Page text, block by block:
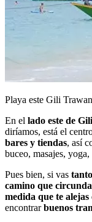
Playa este Gili
En el lado este de
diríamos, está el
bares y tiendas, así
buceo, masajes, yoga,
Pues bien, si vas
camino que
medida que te alejas
encontrarbuenos